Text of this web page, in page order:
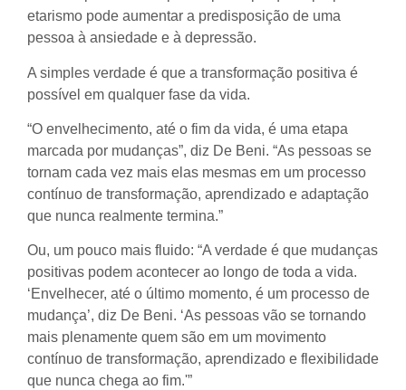
etarismo pode aumentar a predisposição de uma
pessoa à ansiedade e à depressão.
A simples verdade é que a transformação positiva é
possível em qualquer fase da vida.
“O envelhecimento, até o fim da vida, é uma etapa
marcada por mudanças”, diz De Beni. “As pessoas se
tornam cada vez mais elas mesmas em um processo
contínuo de transformação, aprendizado e adaptação
que nunca realmente termina.”
Ou, um pouco mais fluido: “A verdade é que mudanças
positivas podem acontecer ao longo de toda a vida.
‘Envelhecer, até o último momento, é um processo de
mudança’, diz De Beni. ‘As pessoas vão se tornando
mais plenamente quem são em um movimento
contínuo de transformação, aprendizado e flexibilidade
que nunca chega ao fim.'”